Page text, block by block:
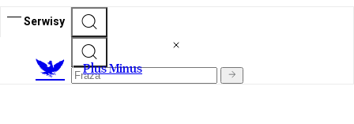
Serwisy
Plus Minus